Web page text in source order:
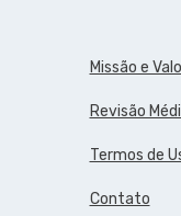
Missão e
Revisão
Termos de
Contato